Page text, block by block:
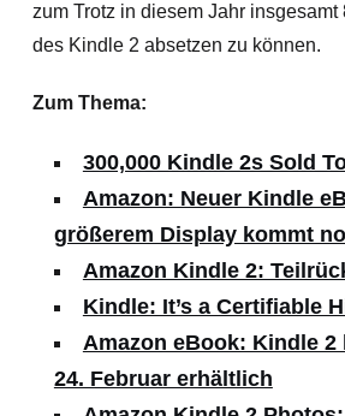
zum Trotz in diesem Jahr
des Kindle 2 absetzen zu können.
Zum Thema:
300,000 Kindle 2s Sold
Amazon: Neuer Kindle
größerem Display kommt
Amazon Kindle 2:
Kindle: It’s a Certifiable
Amazon eBook: Kindle 2
24. Februar erhältlich